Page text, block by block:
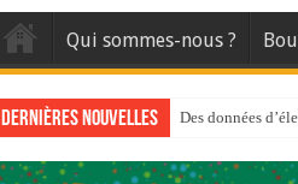
Qui sommes-nous ?
Dernières nouvelles Des données